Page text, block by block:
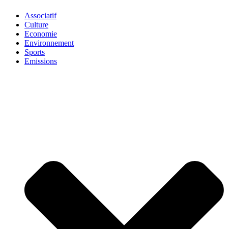
Associatif
Culture
Economie
Environnement
Sports
Emissions